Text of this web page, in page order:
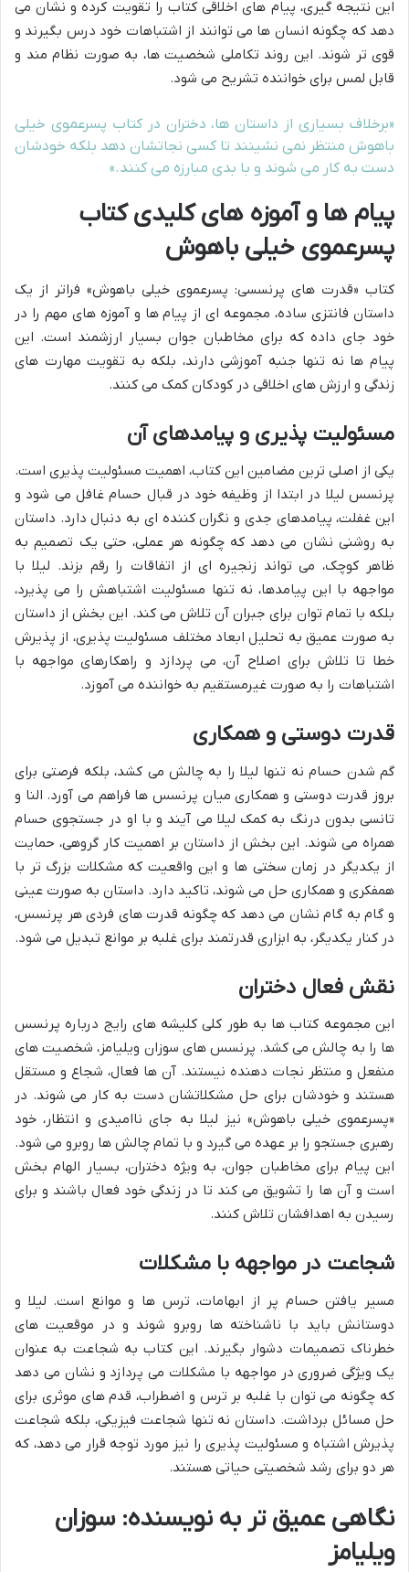
این نتیجه گیری، پیام های اخلاقی کتاب را تقویت کرده و نشان می
دهد که چگونه انسان ها می توانند از اشتباهات خود درس بگیرند و
قوی تر شوند. این روند تکاملی شخصیت ها، به صورت نظام مند و
قابل لمس برای خواننده تشریح می شود.
«برخلاف بسیاری از داستان ها، دختران در کتاب پسرعموی خیلی
باهوش منتظر نمی نشینند تا کسی نجاتشان دهد بلکه خودشان
دست به کار می شوند و با بدی مبارزه می کنند.»
پیام ها و آموزه های کلیدی کتاب
پسرعموی خیلی باهوش
کتاب «قدرت های پرنسسی: پسرعموی خیلی باهوش» فراتر از یک
داستان فانتزی ساده، مجموعه ای از پیام ها و آموزه های مهم را در
خود جای داده که برای مخاطبان جوان بسیار ارزشمند است. این
پیام ها نه تنها جنبه آموزشی دارند، بلکه به تقویت مهارت های
زندگی و ارزش های اخلاقی در کودکان کمک می کنند.
مسئولیت پذیری و پیامدهای آن
یکی از اصلی ترین مضامین این کتاب، اهمیت مسئولیت پذیری است.
پرنسس لیلا در ابتدا از وظیفه خود در قبال حسام غافل می شود و
این غفلت، پیامدهای جدی و نگران کننده ای به دنبال دارد. داستان
به روشنی نشان می دهد که چگونه هر عملی، حتی یک تصمیم به
ظاهر کوچک، می تواند زنجیره ای از اتفاقات را رقم بزند. لیلا با
مواجهه با این پیامدها، نه تنها مسئولیت اشتباهش را می پذیرد،
بلکه با تمام توان برای جبران آن تلاش می کند. این بخش از داستان
به صورت عمیق به تحلیل ابعاد مختلف مسئولیت پذیری، از پذیرش
خطا تا تلاش برای اصلاح آن، می پردازد و راهکارهای مواجهه با
اشتباهات را به صورت غیرمستقیم به خواننده می آموزد.
قدرت دوستی و همکاری
گم شدن حسام نه تنها لیلا را به چالش می کشد، بلکه فرصتی برای
بروز قدرت دوستی و همکاری میان پرنسس ها فراهم می آورد. النا و
تانسی بدون درنگ به کمک لیلا می آیند و با او در جستجوی حسام
همراه می شوند. این بخش از داستان بر اهمیت کار گروهی، حمایت
از یکدیگر در زمان سختی ها و این واقعیت که مشکلات بزرگ تر با
همفکری و همکاری حل می شوند، تاکید دارد. داستان به صورت عینی
و گام به گام نشان می دهد که چگونه قدرت های فردی هر پرنسس،
در کنار یکدیگر، به ابزاری قدرتمند برای غلبه بر موانع تبدیل می شود.
نقش فعال دختران
این مجموعه کتاب ها به طور کلی کلیشه های رایج درباره پرنسس
ها را به چالش می کشد. پرنسس های سوزان ویلیامز، شخصیت های
منفعل و منتظر نجات دهنده نیستند. آن ها فعال، شجاع و مستقل
هستند و خودشان برای حل مشکلاتشان دست به کار می شوند. در
«پسرعموی خیلی باهوش» نیز لیلا به جای ناامیدی و انتظار، خود
رهبری جستجو را بر عهده می گیرد و با تمام چالش ها روبرو می شود.
این پیام برای مخاطبان جوان، به ویژه دختران، بسیار الهام بخش
است و آن ها را تشویق می کند تا در زندگی خود فعال باشند و برای
رسیدن به اهدافشان تلاش کنند.
شجاعت در مواجهه با مشکلات
مسیر یافتن حسام پر از ابهامات، ترس ها و موانع است. لیلا و
دوستانش باید با ناشناخته ها روبرو شوند و در موقعیت های
خطرناک تصمیمات دشوار بگیرند. این کتاب به شجاعت به عنوان
یک ویژگی ضروری در مواجهه با مشکلات می پردازد و نشان می دهد
که چگونه می توان با غلبه بر ترس و اضطراب، قدم های موثری برای
حل مسائل برداشت. داستان نه تنها شجاعت فیزیکی، بلکه شجاعت
پذیرش اشتباه و مسئولیت پذیری را نیز مورد توجه قرار می دهد، که
هر دو برای رشد شخصیتی حیاتی هستند.
نگاهی عمیق تر به نویسنده: سوزان
ویلیامز